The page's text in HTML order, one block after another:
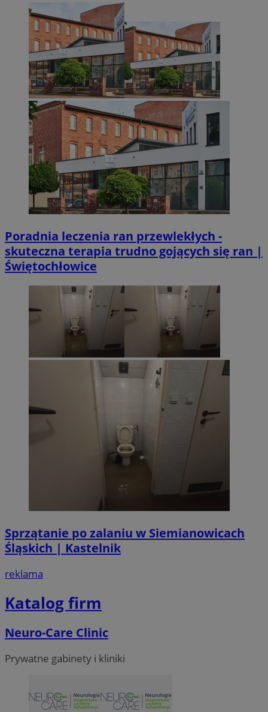
Poradnia leczenia ran przewlekłych -
skuteczna terapia trudno gojących się ran |
Świętochłowice
Sprzątanie po zalaniu w Siemianowicach
Śląskich | Kastelnik
reklama
Katalog firm
Neuro-Care Clinic
Prywatne gabinety i kliniki